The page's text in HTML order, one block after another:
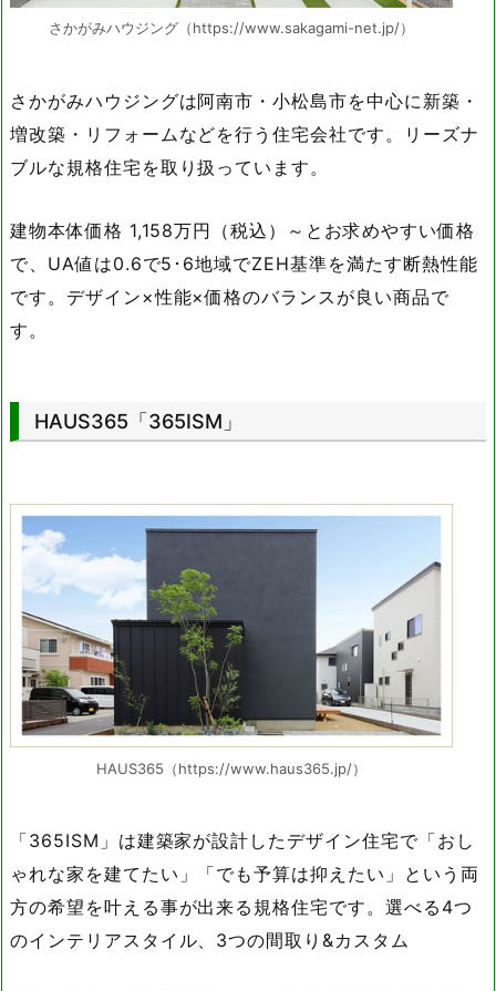
さかがみハウジング（https://www.sakagami-net.jp/）
さかがみハウジングは阿南市・小松島市を中心に新築・
増改築・リフォームなどを行う住宅会社です。リーズナ
ブルな規格住宅を取り扱っています。
建物本体価格 1,158万円（税込）～とお求めやすい価格
で、UA値は0.6で5･6地域でZEH基準を満たす断熱性能
です。デザイン×性能×価格のバランスが良い商品で
す。
HAUS365「365ISM」
HAUS365（https://www.haus365.jp/）
「365ISM」は建築家が設計したデザイン住宅で「おし
ゃれな家を建てたい」「でも予算は抑えたい」という両
方の希望を叶える事が出来る規格住宅です。選べる4つ
のインテリアスタイル、3つの間取り&カスタム